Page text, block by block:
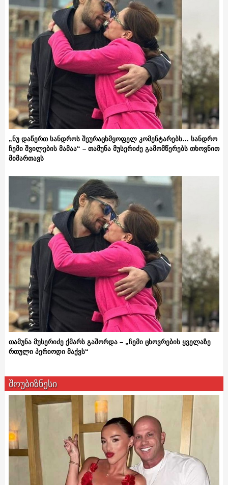
„ნუ დაწერთ სანდროს შეურაცხმყოფელ კომენტარებს… სანდრო
ჩემი შვილების მამაა“ – თამუნა მუსერიძე გამომწერებს თხოვნით
მიმართავს
თამუნა მუსერიძე ქმარს გაშორდა – „ჩემი ცხოვრების ყველაზე
რთული პერიოდი მაქვს“
შოუბიზნესი